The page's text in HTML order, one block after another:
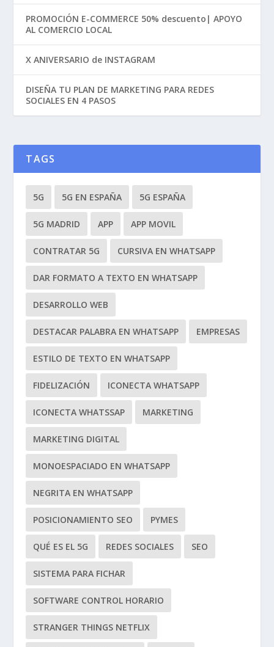
PROMOCIÓN E-COMMERCE 50% descuento| APOYO
AL COMERCIO LOCAL
X ANIVERSARIO de INSTAGRAM
DISEÑA TU PLAN DE MARKETING PARA REDES
SOCIALES EN 4 PASOS
TAGS
5G 5G EN ESPAÑA 5G ESPAÑA
5G MADRID APP APP MOVIL
CONTRATAR 5G CURSIVA EN WHATSAPP
DAR FORMATO A TEXTO EN WHATSAPP
DESARROLLO WEB
DESTACAR PALABRA EN WHATSAPP EMPRESAS
ESTILO DE TEXTO EN WHATSAPP
FIDELIZACIÓN ICONECTA WHATSAPP
ICONECTA WHATSSAP MARKETING
MARKETING DIGITAL
MONOESPACIADO EN WHATSAPP
NEGRITA EN WHATSAPP
POSICIONAMIENTO SEO PYMES
QUÉ ES EL 5G REDES SOCIALES SEO
SISTEMA PARA FICHAR
SOFTWARE CONTROL HORARIO
STRANGER THINGS NETFLIX